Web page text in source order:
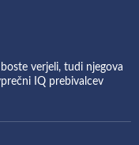
verjeli, tudi njegova
IQ prebivalcev